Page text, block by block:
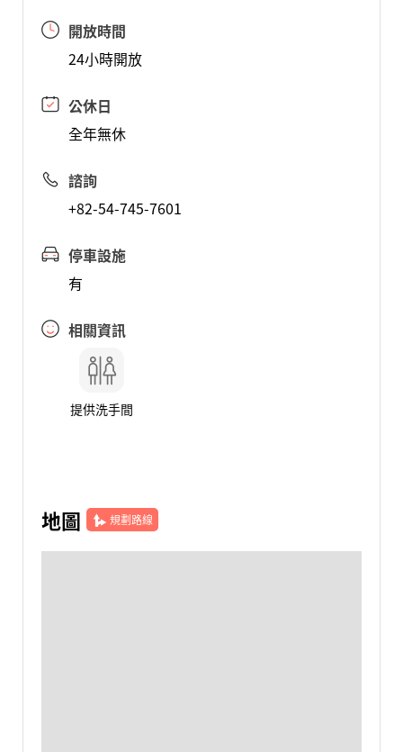
開放時間
24小時開放
公休日
全年無休
諮詢
+82-54-745-7601
停車設施
有
相關資訊
提供洗手間
地圖 規劃路線